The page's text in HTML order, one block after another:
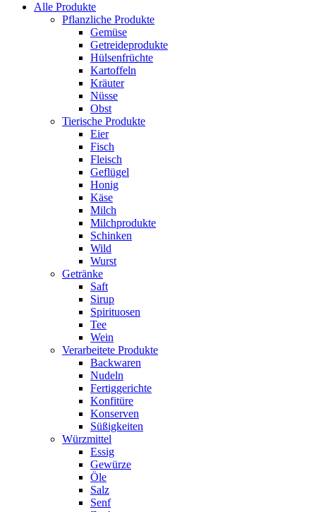
Alle Produkte
Pflanzliche Produkte
Gemüse
Getreideprodukte
Hülsenfrüchte
Kartoffeln
Kräuter
Nüsse
Obst
Tierische Produkte
Eier
Fisch
Fleisch
Geflügel
Honig
Käse
Milch
Milchprodukte
Schinken
Wild
Wurst
Getränke
Saft
Sirup
Spirituosen
Tee
Wein
Verarbeitete Produkte
Backwaren
Nudeln
Fertiggerichte
Konfitüre
Konserven
Süßigkeiten
Würzmittel
Essig
Gewürze
Öle
Salz
Senf